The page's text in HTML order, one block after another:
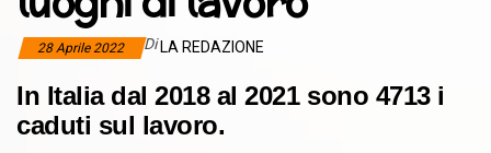
28 Aprile 2022 Di LA REDAZIONE
In Italia dal 2018 al 2021 sono 4713 i
caduti sul lavoro.